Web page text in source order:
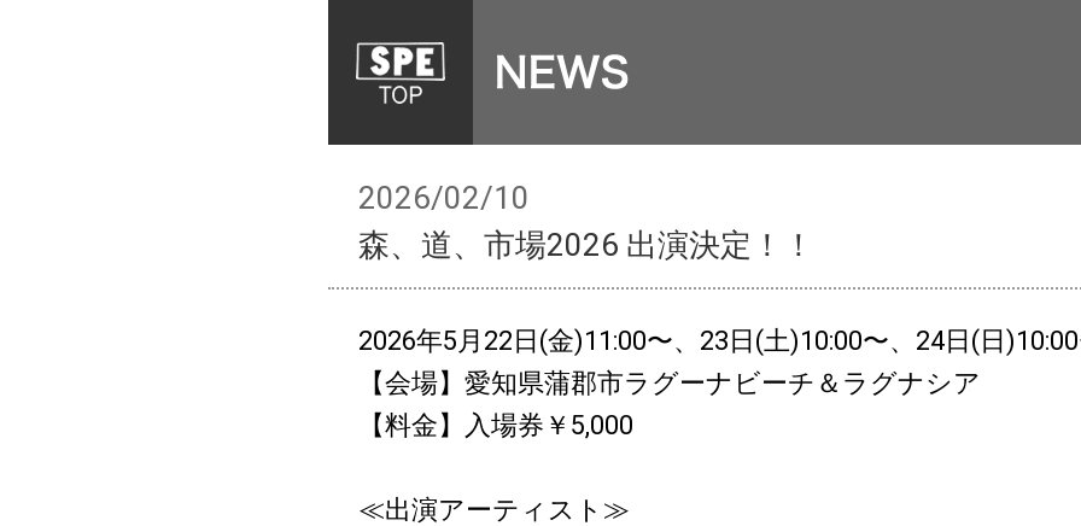
2026/02/10
森、道、市場2026 出演決定！！
2026年5月22日(金)11:00〜、23日(土)10:00〜、24日(日
【会場】愛知県蒲郡市ラグーナビーチ＆ラグナシア
【料金】入場券￥5,000
≪出演アーティスト≫